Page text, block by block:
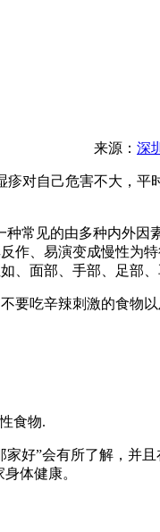
来源： 深
对自己危害不大，
见的由多种内外因
作、易演变成慢性为
、面部、手部、足部、
要吃辛辣刺激的食物
食物.
好”会有所了解，并
体健康。